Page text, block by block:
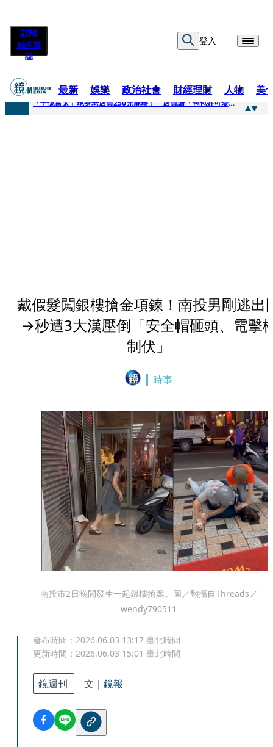
訂閱
紙本雜
誌
登入
最新 娛樂 政治社會 財經理財 人物 美
快訊
「千億富太」現身老店買250元麻糬！ 店員讚「包包好可愛」她笑回：我自己做的
戴假髮闖銀樓搶金項鍊！南投男剛逃出
→秒遭3大漢壓倒「安全帽砸頭、電擊
制伏」
時事
南投市2日晚間發生一起銀樓搶案。圖／翻攝自Threads／
wendy790511
發布時間： 2026.06.03 13:17 臺北時間
更新時間： 2026.06.03 15:01 臺北時間
鏡週刊 文｜ 鏡報